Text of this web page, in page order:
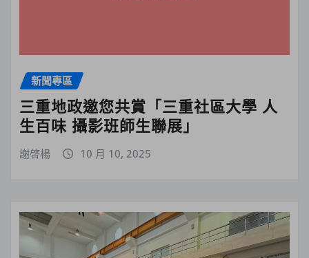
新聞專區
三重地政邀您共賞「三重社區大學 人
生百味 攝影班師生聯展」
謝啓楊 10 月 10, 2025